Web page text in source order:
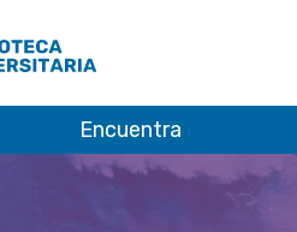
Encuentra